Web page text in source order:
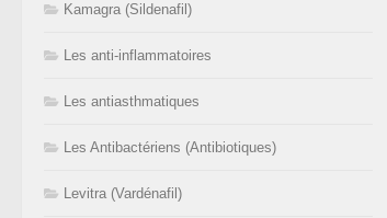
Kamagra (Sildenafil)
Les anti-inflammatoires
Les antiasthmatiques
Les Antibactériens (Antibiotiques)
Levitra (Vardénafil)